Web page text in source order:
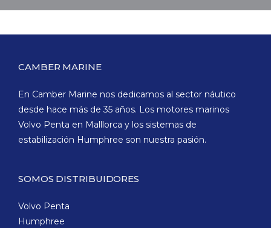
CAMBER MARINE
En Camber Marine nos dedicamos al sector náutico
desde hace más de 35 años. Los motores marinos
Volvo Penta en Malllorca y los sistemas de
estabilización Humphree son nuestra pasión.
SOMOS DISTRIBUIDORES
Volvo Penta
Humphree